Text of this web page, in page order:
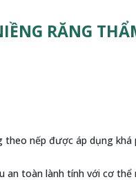
RĂNG
nếp được áp dụng
toàn lành tính với cơ thể